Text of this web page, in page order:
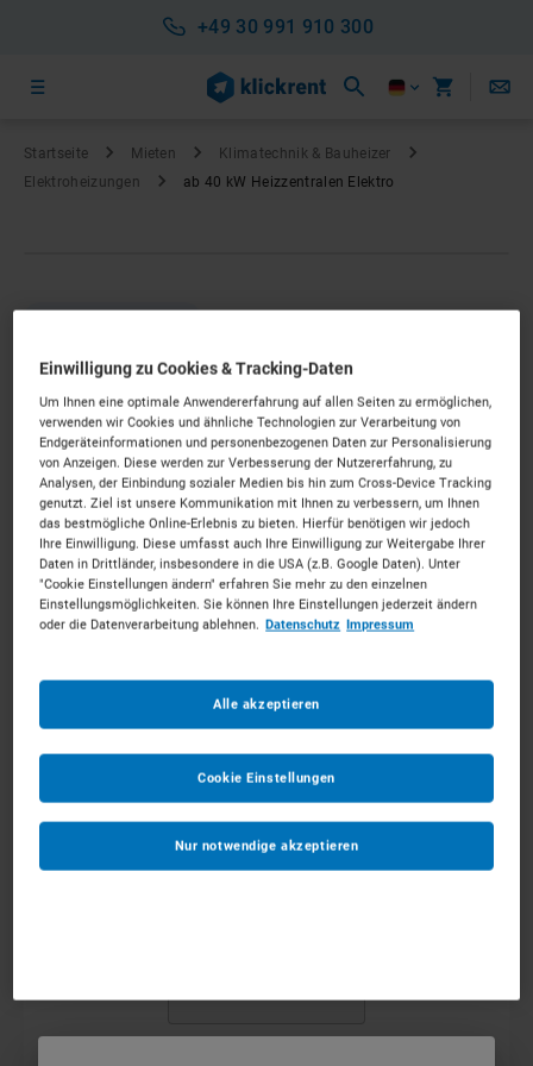
+49 30 991 910 300
Startseite Mieten
Klimatechnik & Bauheizer
Elektro­heizungen
ab 40 kW Heizzentralen Elektro
ab 40 kW Heizzentralen
Elektro
Preis auf Anfrage
KURZFRISTIG VERFÜGBAR
Individuelle Ausstattung erfolgt im nächsten Schritt
Anmerkungen Optional
Einwilligung zu Cookies & Tracking-Daten
Um Ihnen eine optimale Anwendererfahrung auf allen Seiten zu ermöglichen,
verwenden wir Cookies und ähnliche Technologien zur Verarbeitung von
Endgeräteinformationen und personenbezogenen Daten zur Personalisierung
von Anzeigen. Diese werden zur Verbesserung der Nutzererfahrung, zu
Analysen, der Einbindung sozialer Medien bis hin zum Cross-Device Tracking
genutzt. Ziel ist unsere Kommunikation mit Ihnen zu verbessern, um Ihnen
das bestmögliche Online-Erlebnis zu bieten. Hierfür benötigen wir jedoch
Ihre Einwilligung. Diese umfasst auch Ihre Einwilligung zur Weitergabe Ihrer
Daten in Drittländer, insbesondere in die USA (z.B. Google Daten). Unter
"Cookie Einstellungen ändern" erfahren Sie mehr zu den einzelnen
Einstellungsmöglichkeiten. Sie können Ihre Einstellungen jederzeit ändern
oder die Datenverarbeitung ablehnen. Datenschutz Impressum
Nur notwendige akzeptieren
Alle akzeptieren
Cookie Einstellungen